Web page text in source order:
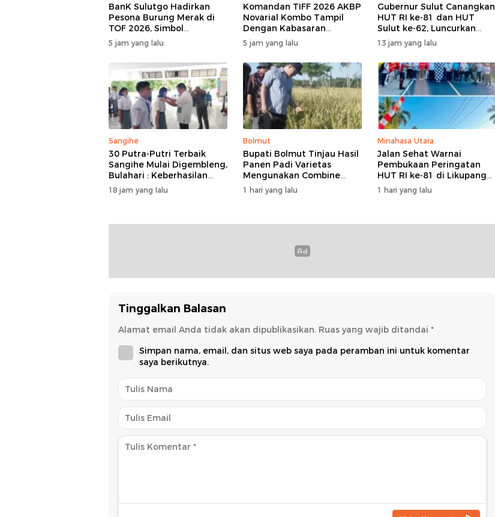
BanK Sulutgo Hadirkan
Pesona Burung Merak di
TOF 2026, Simbol
Keagungan Dan
Kemakmuran
5 jam yang lalu
Komandan TIFF 2026 AKBP
Novarial Kombo Tampil
Dengan Kabasaran
Minahasa, Padukan Tugas
Dan Budaya
5 jam yang lalu
Gubernur Sulut Canangkan
HUT RI ke-81 dan HUT
Sulut ke-62, Luncurkan
Program Keringanan Pajak
dan Penanaman 2.051
Bibit Kelapa
13 jam yang lalu
Sangihe
30 Putra-Putri Terbaik
Sangihe Mulai Digembleng,
Bulahari : Keberhasilan
Hari Ini Bukan Garis Akhir
Tapi Awal Dari Proses
18 jam yang lalu
Bolmut
Bupati Bolmut Tinjau Hasil
Panen Padi Varietas
Mengunakan Combine
Harvester
1 hari yang lalu
Minahasa Utara
Jalan Sehat Warnai
Pembukaan Peringatan
HUT RI ke-81 di Likupang
Barat
1 hari yang lalu
Tinggalkan Balasan
Alamat email Anda tidak akan dipublikasikan. Ruas yang wajib ditandai *
Simpan nama, email, dan situs web saya pada peramban ini untuk komentar
saya berikutnya.